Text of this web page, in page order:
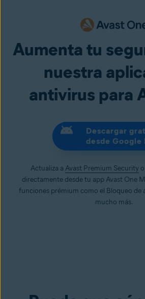
Aumenta tu
nuestra
antivirus para
Descargar
desde Google
Actualiza a Avast Premium Security
directamente desde tu app Avast One
funciones prémium como el Bloqueo de
mucho más.